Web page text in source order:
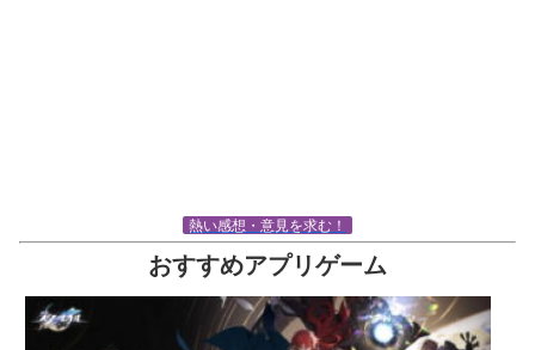
熱い感想・意見を求む！
おすすめアプリゲーム